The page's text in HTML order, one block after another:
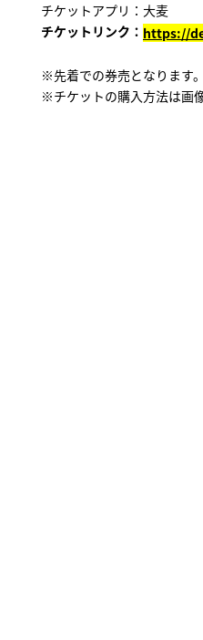
チケットアプリ：大麦
チケットリンク： https://
※先着での券売となります。
※チケットの購入方法は画